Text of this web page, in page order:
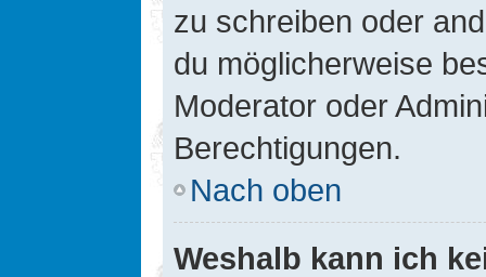
zu schreiben oder
du möglicherweise
Moderator oder
Berechtigungen.
Nach oben
Weshalb kann ich